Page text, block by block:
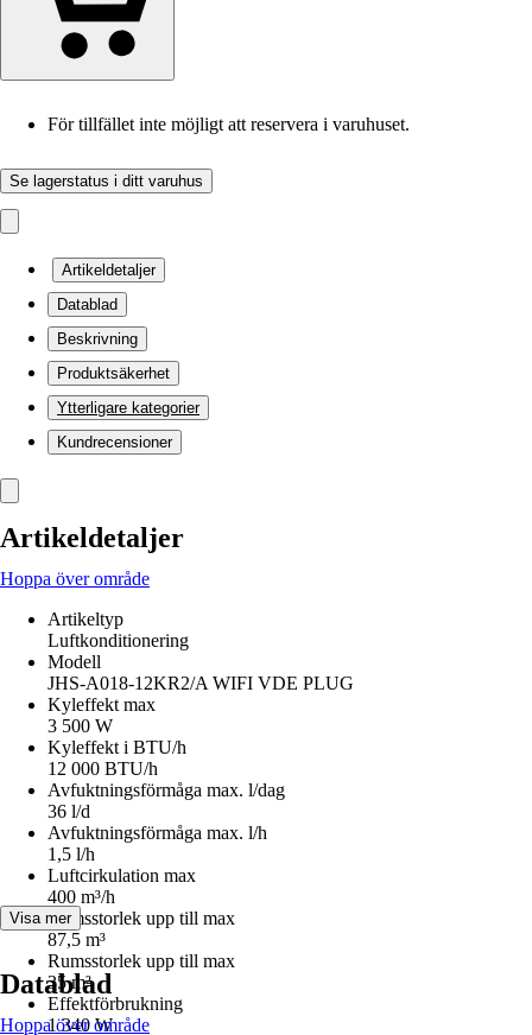
För tillfället inte möjligt att reservera i varuhuset.
Se lagerstatus i ditt varuhus
Artikeldetaljer
Datablad
Beskrivning
Produktsäkerhet
Ytterligare kategorier
Kundrecensioner
Artikeldetaljer
Hoppa över område
Artikeltyp
Luftkonditionering
Modell
JHS-A018-12KR2/A WIFI VDE PLUG
Kyleffekt max
3 500 W
Kyleffekt i BTU/h
12 000 BTU/h
Avfuktningsförmåga max. l/dag
36 l/d
Avfuktningsförmåga max. l/h
1,5 l/h
Luftcirkulation max
400 m³/h
Rumsstorlek upp till max
87,5 m³
Rumsstorlek upp till max
35 m²
Effektförbrukning
1 340 W
Visa mer
Datablad
Hoppa över område